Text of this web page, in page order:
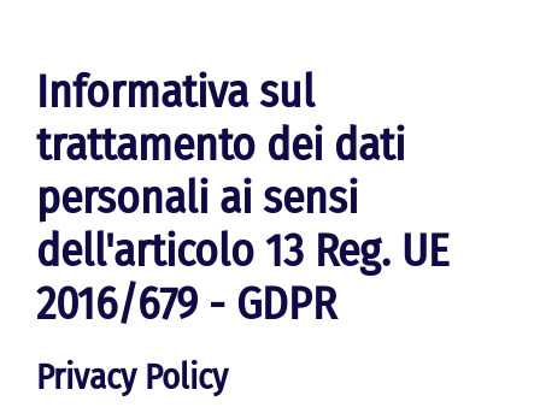
Informativa sul
trattamento dei dati
personali ai sensi
dell'articolo 13 Reg. UE
2016/679 - GDPR
Privacy Policy